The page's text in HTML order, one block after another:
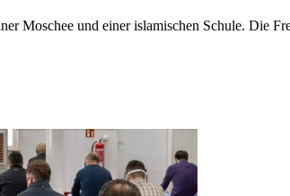
Moschee und einer islamischen Schule. Die